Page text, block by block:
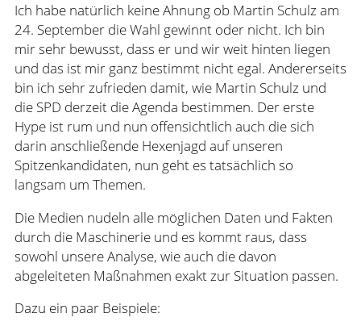
Ich habe natürlich keine Ahnung ob Martin Schulz am
24. September die Wahl gewinnt oder nicht. Ich bin
mir sehr bewusst, dass er und wir weit hinten liegen
und das ist mir ganz bestimmt nicht egal. Andererseits
bin ich sehr zufrieden damit, wie Martin Schulz und
die SPD derzeit die Agenda bestimmen. Der erste
Hype ist rum und nun offensichtlich auch die sich
darin anschließende Hexenjagd auf unseren
Spitzenkandidaten, nun geht es tatsächlich so
langsam um Themen.
Die Medien nudeln alle möglichen Daten und Fakten
durch die Maschinerie und es kommt raus, dass
sowohl unsere Analyse, wie auch die davon
abgeleiteten Maßnahmen exakt zur Situation passen.
Dazu ein paar Beispiele: